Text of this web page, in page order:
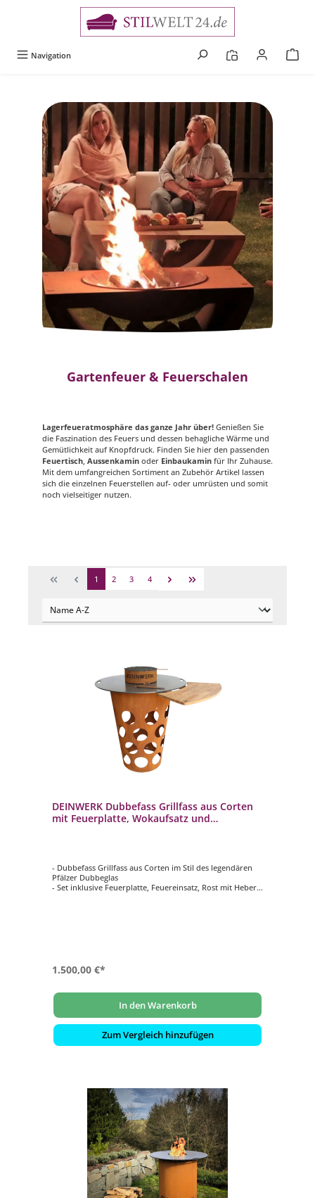
Navigation
Gartenfeuer & Feuerschalen
Lagerfeueratmosphäre das ganze Jahr über! Genießen Sie
die Faszination des Feuers und dessen behagliche Wärme und
Gemütlichkeit auf Knopfdruck. Finden Sie hier den passenden
Feuertisch, Aussenkamin oder Einbaukamin für Ihr Zuhause.
Mit dem umfangreichen Sortiment an Zubehör Artikel lassen
sich die einzelnen Feuerstellen auf- oder umrüsten und somit
noch vielseitiger nutzen.
1 2 3 4
DEINWERK Dubbefass Grillfass aus Corten
mit Feuerplatte, Wokaufsatz und
- Dubbefass Grillfass aus Corten im Stil des legendären
Pfälzer Dubbeglas
- Set inklusive Feuerplatte, Feuereinsatz, Rost mit Heber,
1.500,00 €*
In den Warenkorb
Zum Vergleich hinzufügen